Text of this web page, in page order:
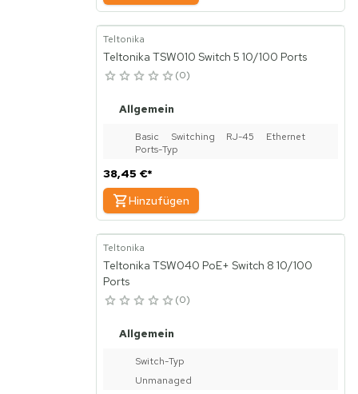
Teltonika
Teltonika TSW010 Switch 5 10/100 Ports
0
Allgemein
Basic Switching RJ-45 Ethernet
Ports-Typ
Fast Ethernet (10/100)
Anzahl der basisschaltenden RJ-45
Ethernet Ports
MAC-Adressentabelle
2000 Eintragungen
Routing-/Switching-Kapazität
Netzstandard
IEEE 802.3, IEEE 802.3az, IEEE
38,45 €*
Hinzufügen
Teltonika
Teltonika TSW040 PoE+ Switch 8 10/100
Ports
0
Allgemein
Switch-Typ
Unmanaged